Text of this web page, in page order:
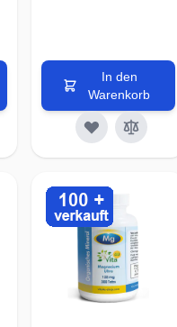
und das "schlechte" LDL-
bessere Durchblutung.
Endothels verbessert,
In den
Warenkorb
Omega 3-6-9 Komplex 1000 mg, reich an EPA, DHA & ALA| 150 Kapseln
13,8
0 €
Earthing Kissenbezug Grounded Beauty
79,9
0 €